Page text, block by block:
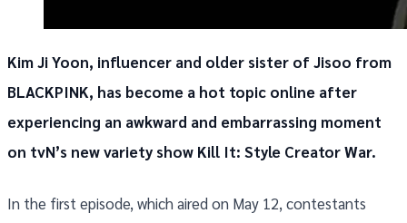
Kim Ji Yoon, influencer and older sister of Jisoo from
BLACKPINK, has become a hot topic online after
experiencing an awkward and embarrassing moment
on tvN’s new variety show Kill It: Style Creator War.
In the first episode, which aired on May 12, contestants